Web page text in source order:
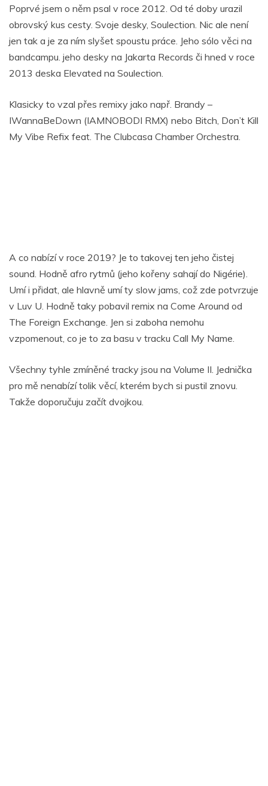
Poprvé jsem o něm psal v roce 2012. Od té doby urazil
obrovský kus cesty. Svoje desky, Soulection. Nic ale není
jen tak a je za ním slyšet spoustu práce. Jeho sólo věci na
bandcampu. jeho desky na Jakarta Records či hned v roce
2013 deska Elevated na Soulection.
Klasicky to vzal přes remixy jako např. Brandy –
IWannaBeDown (IAMNOBODI RMX) nebo Bitch, Don’t Kill
My Vibe Refix feat. The Clubcasa Chamber Orchestra.
A co nabízí v roce 2019? Je to takovej ten jeho čistej
sound. Hodně afro rytmů (jeho kořeny sahají do Nigérie).
Umí i přidat, ale hlavně umí ty slow jams, což zde potvrzuje
v Luv U. Hodně taky pobavil remix na Come Around od
The Foreign Exchange. Jen si zaboha nemohu
vzpomenout, co je to za basu v tracku Call My Name.
Všechny tyhle zmíněné tracky jsou na Volume II. Jednička
pro mě nenabízí tolik věcí, kterém bych si pustil znovu.
Takže doporučuju začít dvojkou.